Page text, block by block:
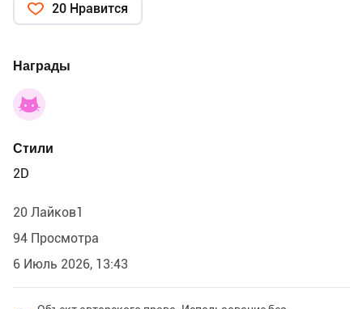
20 Нравится
Награды
Стили
2D
20 Лайков1
94 Просмотра
6 Июль 2026, 13:43